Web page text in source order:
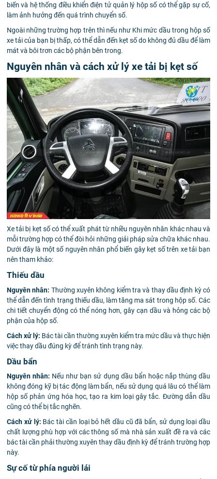
biến và hệ thống điều khiển điện tử quản lý hộp số có thể gặp sự cố,
làm ảnh hưởng đến quá trình chuyển số.
Ngoài những trường hợp trên thì nếu như Khi mức dầu trong hộp số
xe tải của bạn bị thấp, có thể dẫn đến kẹt số do không đủ dầu để làm
mát và bôi trơn các bộ phận bên trong.
Nguyên nhân và cách xử lý xe tải bị kẹt số
Xe tải bị kẹt số có thể xuất phát từ nhiều nguyên nhân khác nhau và
mỗi trường hợp có thể đòi hỏi những giải pháp sửa chữa khác nhau.
Dưới đây là một số nguyên nhân phổ biến gây kẹt số trên xe tải bạn
nên tham khảo:
Thiếu dầu
Nguyên nhân: Thường xuyên không kiểm tra và thay dầu định kỳ có
thể dẫn đến tình trạng thiếu dầu, làm tăng ma sát trong hộp số. Các
chi tiết chuyển động có thể nóng hơn, gây cạn dầu và hỏng các bộ
phận của hộp số.
Cách xử lý: Bác tài cần thường xuyên kiểm tra mức dầu và thực hiện
việc thay dầu đúng kỳ để tránh tình trạng này.
Dầu bẩn
Nguyên nhân: Nếu như bạn sử dụng dầu bẩn hoặc nắp thùng dầu
không đóng kỹ bị tác động làm bẩn, nếu sử dụng quá lâu có thể làm
hộp số phản ứng hóa học, tạo ra kim loại gây tắc. Đường dẫn dầu
cũng có thể bị tắc nghẽn.
Cách xử lý: Bác tài cần loại bỏ hết dầu cũ đã bẩn, sử dụng loại dầu
chất lượng phù hợp với các thông số mà nhà sản xuất đề ra và các
bác tài cần phải thường xuyên thay dầu định kỳ để tránh trường hợp
này.
Sự cố từ phía người lái